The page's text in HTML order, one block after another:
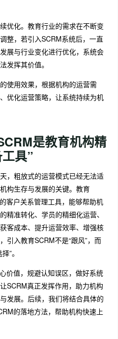
优化。教育行业的需求在不断变
整，若引入SCRM系统后，一直
展与行业变化进行优化，系统会
发挥其价值。
使用效果，根据机构的运营需
优化运营策略，让系统持续为机
是教育机构精
具”
，粗放式的运营模式已经无法适
构生存与发展的关键。教育
客户关系管理工具，能够帮助机
精准转化、学员的精细化运营、
客成本、提升运营效率、增强核
引入教育SCRM不是“跟风”，而
”。
价值，规避认知误区，做好系统
SCRM真正发挥作用，助力机构
发展。后续，我们将结合具体的
的落地方法，帮助机构快速上